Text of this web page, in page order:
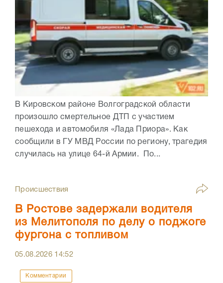
В Кировском районе Волгоградской области
произошло смертельное ДТП с участием
пешехода и автомобиля «Лада Приора». Как
сообщили в ГУ МВД России по региону, трагедия
случилась на улице 64-й Армии. По...
Происшествия
В Ростове задержали водителя
из Мелитополя по делу о поджоге
фургона с топливом
05.08.2026 14:52
Комментарии